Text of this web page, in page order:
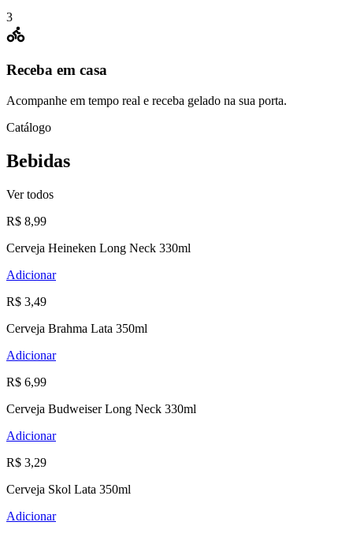
3
Receba em casa
Acompanhe em tempo real e receba gelado na sua porta.
Catálogo
Bebidas
Ver todos
R$ 8,99
Cerveja Heineken Long Neck 330ml
Adicionar
R$ 3,49
Cerveja Brahma Lata 350ml
Adicionar
R$ 6,99
Cerveja Budweiser Long Neck 330ml
Adicionar
R$ 3,29
Cerveja Skol Lata 350ml
Adicionar